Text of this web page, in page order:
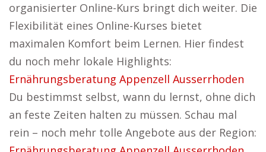
organisierter Online-Kurs bringt dich weiter. Die
Flexibilität eines Online-Kurses bietet
maximalen Komfort beim Lernen. Hier findest
du noch mehr lokale Highlights:
Ernährungsberatung Appenzell Ausserrhoden
Du bestimmst selbst, wann du lernst, ohne dich
an feste Zeiten halten zu müssen. Schau mal
rein – noch mehr tolle Angebote aus der Region: